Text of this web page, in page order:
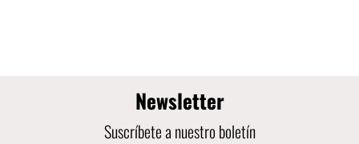
Newsletter
Suscríbete a nuestro boletín